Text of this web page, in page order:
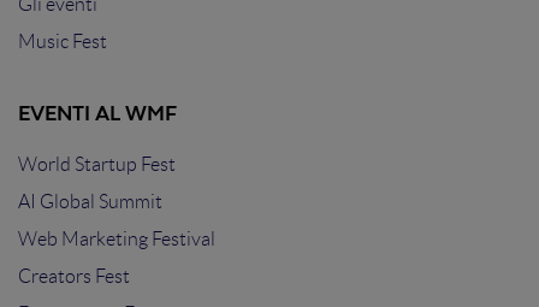
Gli eventi
Music Fest
EVENTI AL WMF
World Startup Fest
AI Global Summit
Web Marketing Festival
Creators Fest